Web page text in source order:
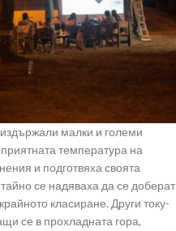
малки и големи
температура на
и подготвяха своята
се надяваха да се доберат
класиране. Други току-
се в прохладната гора,